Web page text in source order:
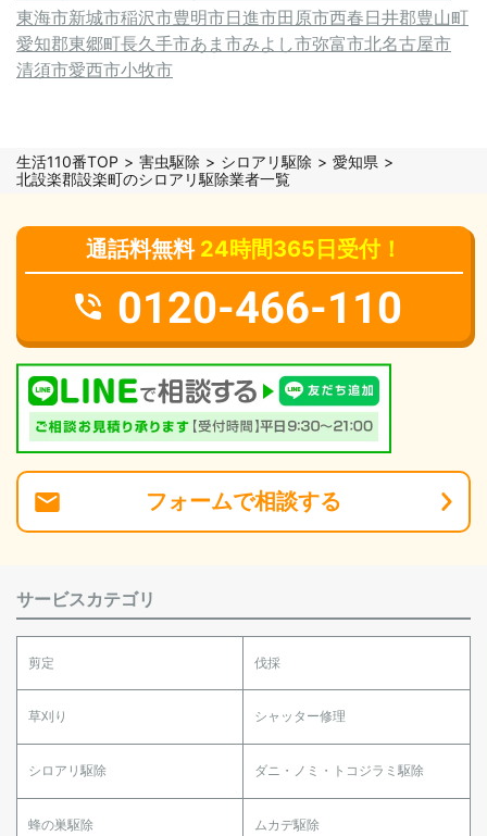
東海市新城市稲沢市豊明市日進市田原市西春日井郡豊山町
愛知郡東郷町長久手市あま市みよし市弥富市北名古屋市
清須市愛西市小牧市
生活110番TOP 害虫駆除 シロアリ駆除
愛知県
北設楽郡設楽町のシロアリ駆除業者一覧
通話料無料 24時間365日受付！
0120-466-110
フォームで相談する
サービスカテゴリ
剪定 伐採
草刈り シャッター修理
シロアリ駆除 ダニ・ノミ・トコジラミ駆除
蜂の巣駆除 ムカデ駆除